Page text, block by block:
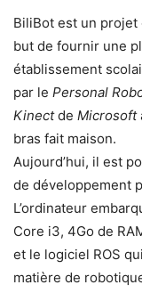
BiliBot est un projet
but de fournir une
établissement
par le Personal
Kinectde Microsoft
bras fait maison.
Aujourd’hui, il est
de développement
L’ordinateur
Core i3, 4Go de
et le logiciel ROS
matière de